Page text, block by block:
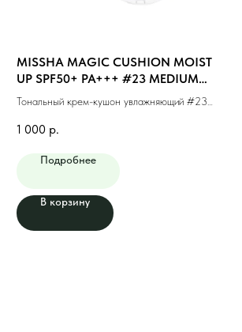
MISSHA MAGIC CUSHION MOIST
UP SPF50+ PA+++ #23 MEDIUM
BEIGE (15g)
Тональный крем-кушон увлажняющий #23
1 000 р.
Подробнее
В корзину